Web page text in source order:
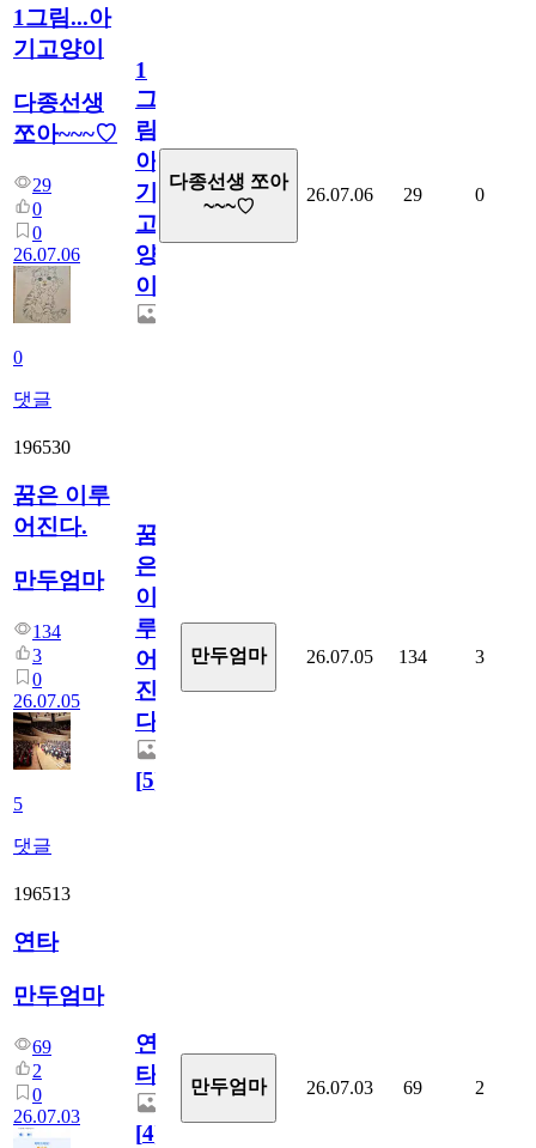
1그림...아
기고양이
다종선생
쪼아~~~♡
29
0
0
26.07.06
0
댓글
1
그
림...
아
기
고
양
이
다종선생 쪼아
~~~♡
26.07.06 29 0
196530
꿈은 이루
어진다.
만두엄마
134
3
0
26.07.05
5
댓글
꿈
은
이
루
어
진
다.
[5]
만두엄마 26.07.05 134 3
196513
연타
만두엄마
69
2
0
26.07.03
연
타
[4]
만두엄마 26.07.03 69 2